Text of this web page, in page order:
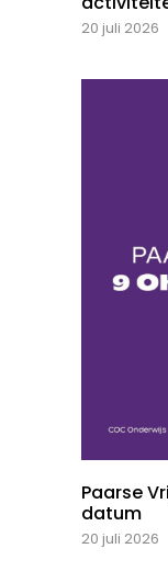
20 juli 2026
Paarse
datum
20 juli 2026